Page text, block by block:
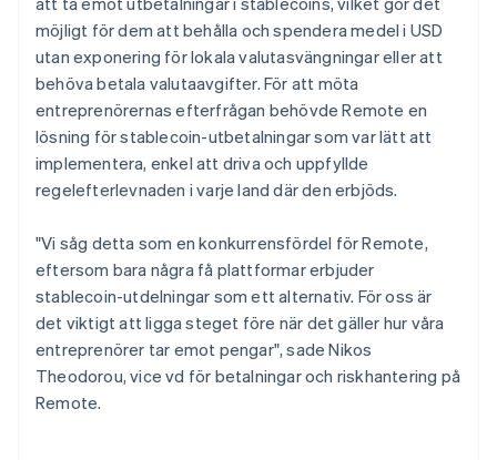
möjligt för dem att behålla och spendera medel i USD
utan exponering för lokala valutasvängningar eller att
behöva betala valutaavgifter. För att möta
entreprenörernas efterfrågan behövde Remote en
lösning för stablecoin-utbetalningar som var lätt att
implementera, enkel att driva och uppfyllde
regelefterlevnaden i varje land där den erbjöds.
"Vi såg detta som en konkurrensfördel för Remote,
eftersom bara några få plattformar erbjuder
stablecoin-utdelningar som ett alternativ. För oss är
det viktigt att ligga steget före när det gäller hur våra
entreprenörer tar emot pengar", sade Nikos
Theodorou, vice vd för betalningar och riskhantering på
Remote.